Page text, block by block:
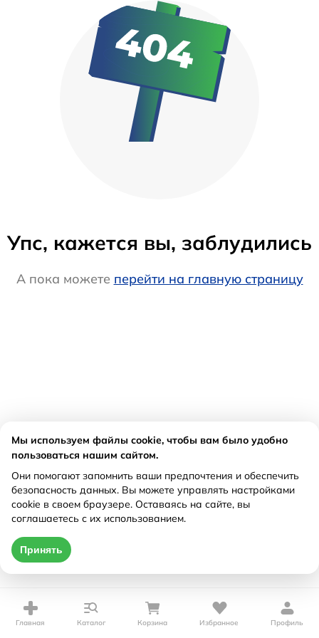
Упс, кажется вы, заблудились
А пока можете перейти на главную страницу
Главная Каталог Корзина Избранное Профиль
Мы используем файлы cookie, чтобы вам было удобно
пользоваться нашим сайтом.
Они помогают запомнить ваши предпочтения и обеспечить
безопасность данных. Вы можете управлять настройками
cookie в своем браузере. Оставаясь на сайте, вы
соглашаетесь с их использованием.
Принять